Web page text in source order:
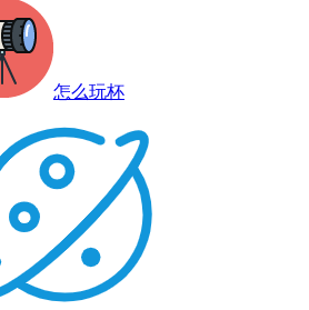
怎么玩杯